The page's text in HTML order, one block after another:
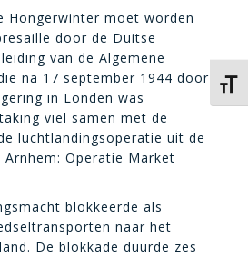
Hongerwinter moet worden
door de Duitse
van de Algemene
na 17 september 1944 door
in Londen was
viel samen met de
luchtlandingsoperatie uit de
Arnhem: Operatie Market
blokkeerde als
naar het
De blokkade duurde zes